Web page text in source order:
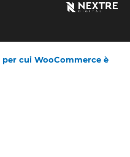
cui WooCommerce è